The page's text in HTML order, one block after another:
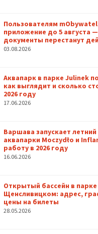
Пользователям
приложение до 5 августа
документы перестанут
03.08.2026
Аквапарк в парке Julinek
как выглядит и сколько
2026 году
17.06.2026
Варшава запускает летний
аквапарки Moczydło и
работу в 2026 году
16.06.2026
Открытый бассейн в парке
Щенсливицком: адрес,
цены на билеты
28.05.2026